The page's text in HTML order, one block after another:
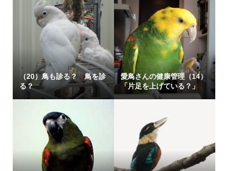
（20）鳥も診る？ 鳥を診
る？
愛鳥さんの健康管理（14）
「片足を上げている？」